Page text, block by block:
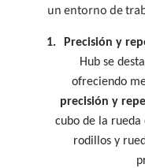
un entorno de
1. Precisión y
Hub se
ofreciendo
precisión y
cubo de la
rodillos y